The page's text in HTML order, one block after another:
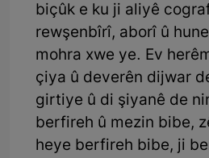
biçûk e ku ji aliyê
rewşenbîrî, aborî û
mohra xwe ye. Ev
çiya û deverên dijwar
girtiye û di şiyanê de
berfireh û mezin bibe,
heye berfireh bibe, ji